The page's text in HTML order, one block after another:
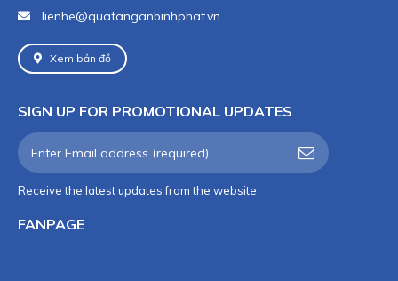
lienhe@quatanganbinhphat.vn
Xem bản đồ
SIGN UP FOR PROMOTIONAL UPDATES
Receive the latest updates from the website
FANPAGE